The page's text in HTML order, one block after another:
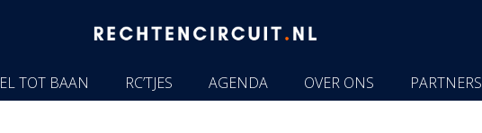
TOT BAAN RC’TJES AGENDA OVER ONS PARTNERS